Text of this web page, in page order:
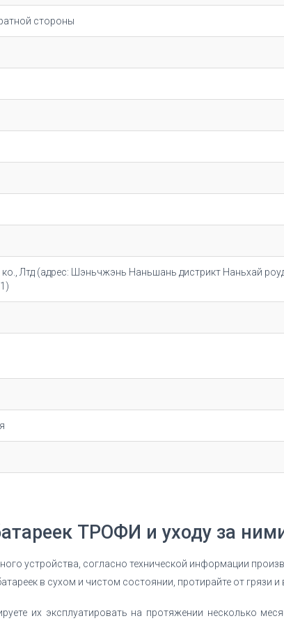
стороны
Лтд (адрес: Шэньчжэнь Наньшань дистрикт Наньхай
ТРОФИ и уходу за
устройства, согласно технической информации
в сухом и чистом состоянии, протирайте от грязи
их эксплуатировать на протяжении несколько